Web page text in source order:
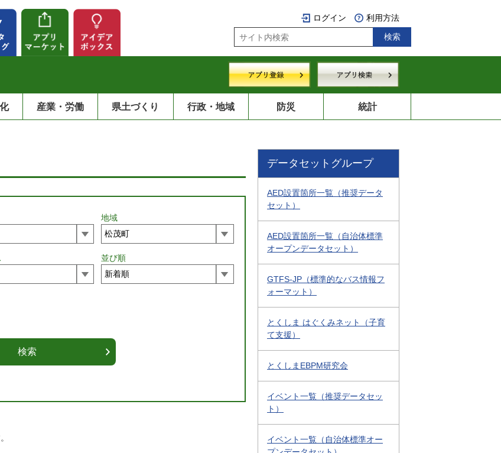
ログイン 利用方法
産業・労働 県土づくり 行政・地域 防災 統計
地域
並び順
データセットグループ
AED設置箇所一覧（推奨データ
セット）
AED設置箇所一覧（自治体標準
オープンデータセット）
GTFS-JP（標準的なバス情報フ
ォーマット）
とくしま はぐくみネット（子育
て支援）
とくしまEBPM研究会
イベント一覧（推奨データセッ
ト）
イベント一覧（自治体標準オー